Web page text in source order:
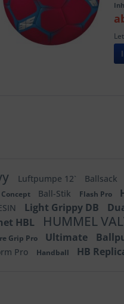
Luftpumpe 12` Ballsack
Concept Ball-Stik Flash Pro
Light Grippy DB
HBL HUMMEL
Grip Pro Ultimate
Pro Handball HB